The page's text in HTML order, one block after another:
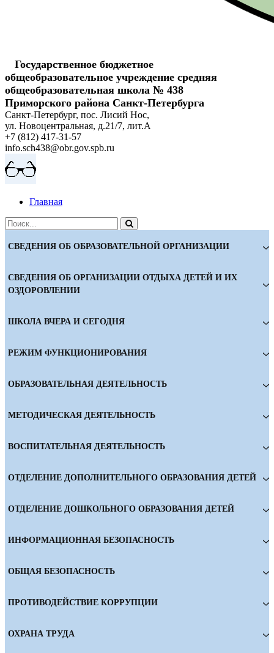
Государственное бюджетное
общеобразовательное учреждение cредняя
общеобразовательная школа № 438
Приморского района Санкт-Петербурга
Санкт-Петербург, пос. Лисий Нос,
ул. Новоцентральная, д.21/7, лит.А
+7 (812) 417-31-57
info.sch438@obr.gov.spb.ru
Главная
СВЕДЕНИЯ ОБ ОБРАЗОВАТЕЛЬНОЙ ОРГАНИЗАЦИИ
СВЕДЕНИЯ ОБ ОРГАНИЗАЦИИ ОТДЫХА ДЕТЕЙ И ИХ
ОЗДОРОВЛЕНИИ
ШКОЛА ВЧЕРА И СЕГОДНЯ
РЕЖИМ ФУНКЦИОНИРОВАНИЯ
ОБРАЗОВАТЕЛЬНАЯ ДЕЯТЕЛЬНОСТЬ
МЕТОДИЧЕСКАЯ ДЕЯТЕЛЬНОСТЬ
ВОСПИТАТЕЛЬНАЯ ДЕЯТЕЛЬНОСТЬ
ОТДЕЛЕНИЕ ДОПОЛНИТЕЛЬНОГО ОБРАЗОВАНИЯ ДЕТЕЙ
ОТДЕЛЕНИЕ ДОШКОЛЬНОГО ОБРАЗОВАНИЯ ДЕТЕЙ
ИНФОРМАЦИОННАЯ БЕЗОПАСНОСТЬ
ОБЩАЯ БЕЗОПАСНОСТЬ
ПРОТИВОДЕЙСТВИЕ КОРРУПЦИИ
ОХРАНА ТРУДА